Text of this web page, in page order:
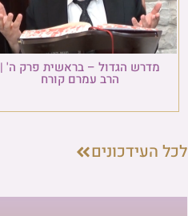
מדרש הגדול – בראשית פרק ה' |
הרב עמרם קורח
לכל העידכונים